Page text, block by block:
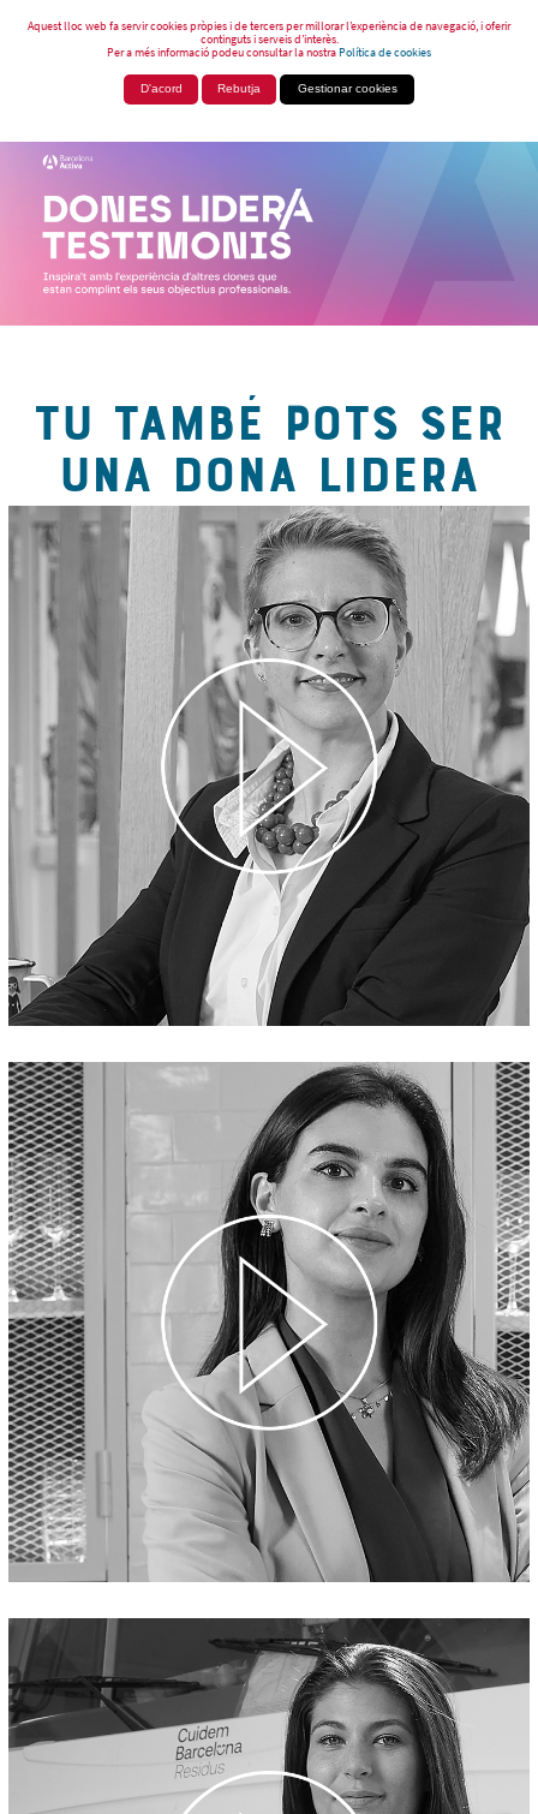
Aquest lloc web fa servir cookies pròpies i de tercers per millorar l’experiència de navegació, i oferir
continguts i serveis d’interès.
Per a més informació podeu consultar la nostraPolítica de cookies
D'acord Rebutja Gestionar cookies
TU TAMBÉ POTS SER
UNA DONA LIDERA